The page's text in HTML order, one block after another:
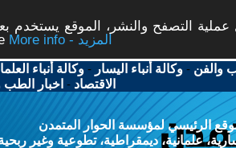
التصفح والنشر، الموقع يستخدم
More info - المزيد
والفن -وكالة أنباء اليسار -وكالة أنباء
الاقتصاد - اخبار الطب
الرئيسي لمؤسسة الحوار المتمدن
علمانية، ديمقراطية، تطوعية وغير